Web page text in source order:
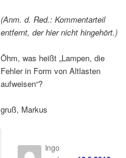
(Anm. d. Red.: Kommentarteil
entfernt, der hier nicht hingehört.)
Öhm, was heißt „Lampen, die
Fehler in Form von Altlasten
aufweisen“?
gruß, Markus
Ingo